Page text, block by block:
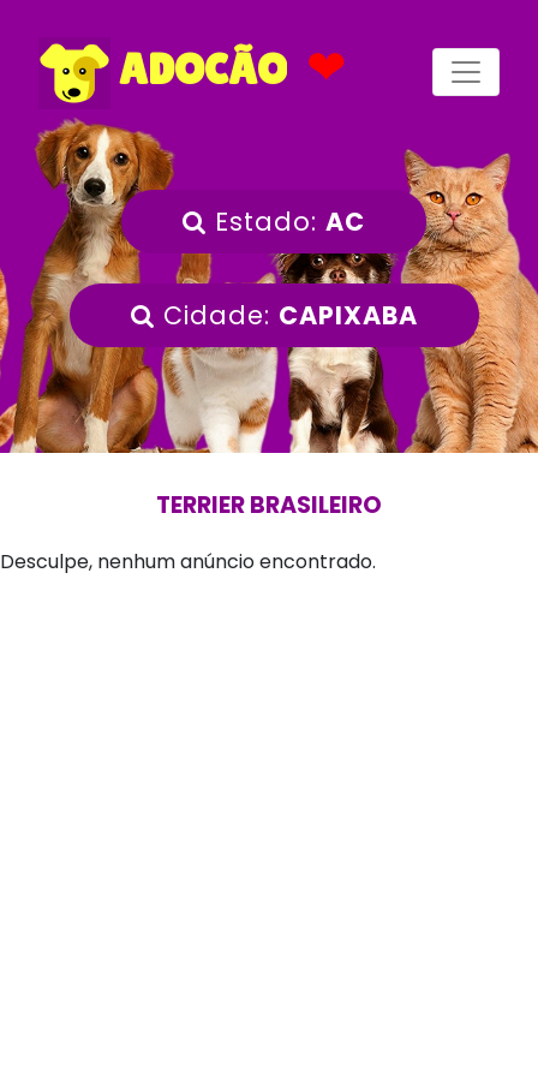
ADOCÃO ❤
Estado: AC
Cidade: CAPIXABA
TERRIER BRASILEIRO
Desculpe, nenhum anúncio encontrado.